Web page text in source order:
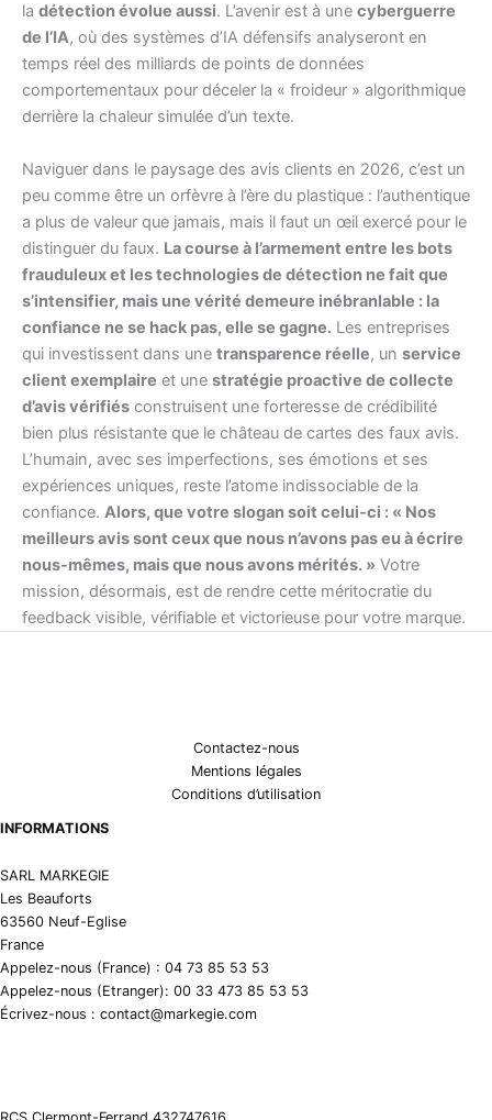
la détection évolue aussi. L’avenir est à une cyberguerre
de l’IA, où des systèmes d’IA défensifs analyseront en
temps réel des milliards de points de données
comportementaux pour déceler la « froideur » algorithmique
derrière la chaleur simulée d’un texte.
Naviguer dans le paysage des avis clients en 2026, c’est un
peu comme être un orfèvre à l’ère du plastique : l’authentique
a plus de valeur que jamais, mais il faut un œil exercé pour le
distinguer du faux. La course à l’armement entre les bots
frauduleux et les technologies de détection ne fait que
s’intensifier, mais une vérité demeure inébranlable : la
confiance ne se hack pas, elle se gagne. Les entreprises
qui investissent dans une transparence réelle, un service
client exemplaire et une stratégie proactive de collecte
d’avis vérifiés construisent une forteresse de crédibilité
bien plus résistante que le château de cartes des faux avis.
L’humain, avec ses imperfections, ses émotions et ses
expériences uniques, reste l’atome indissociable de la
confiance. Alors, que votre slogan soit celui-ci : « Nos
meilleurs avis sont ceux que nous n’avons pas eu à écrire
nous-mêmes, mais que nous avons mérités. » Votre
mission, désormais, est de rendre cette méritocratie du
feedback visible, vérifiable et victorieuse pour votre marque.
Contactez-nous
Mentions légales
Conditions d’utilisation
INFORMATIONS
SARL MARKEGIE
Les Beauforts
63560 Neuf-Eglise
France
Appelez-nous (France) : 04 73 85 53 53
Appelez-nous (Etranger): 00 33 473 85 53 53
Écrivez-nous : contact@markegie.com